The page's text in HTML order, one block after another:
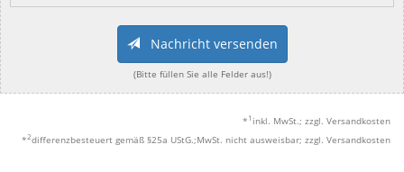
Nachricht versenden
(Bitte füllen Sie alle Felder aus!)
* 1 inkl. MwSt.; zzgl. Versandkosten
*2differenzbesteuert gemäß §25a UStG.;MwSt. nicht ausweisbar; zzgl. Versandkosten